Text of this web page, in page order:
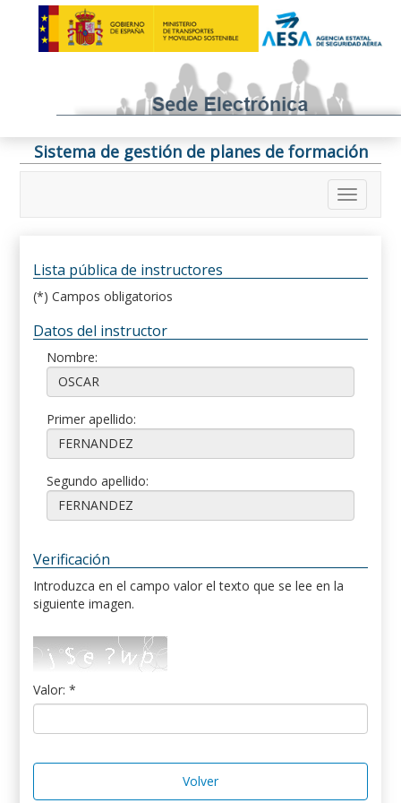
Sistema de gestión de planes de formación
Lista pública de instructores
(*) Campos obligatorios
Datos del instructor
Nombre:
Primer apellido:
Segundo apellido:
Verificación
Introduzca en el campo valor el texto que se lee en la
siguiente imagen.
Valor: *
Volver